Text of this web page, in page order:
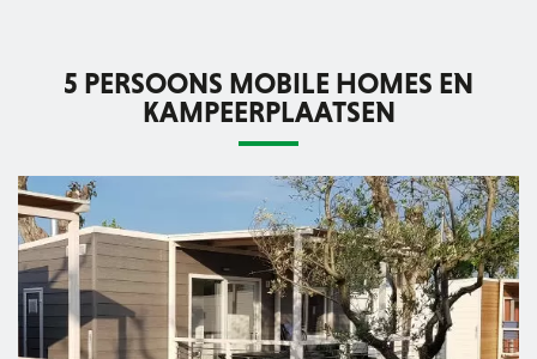
5 PERSOONS MOBILE HOMES EN
KAMPEERPLAATSEN